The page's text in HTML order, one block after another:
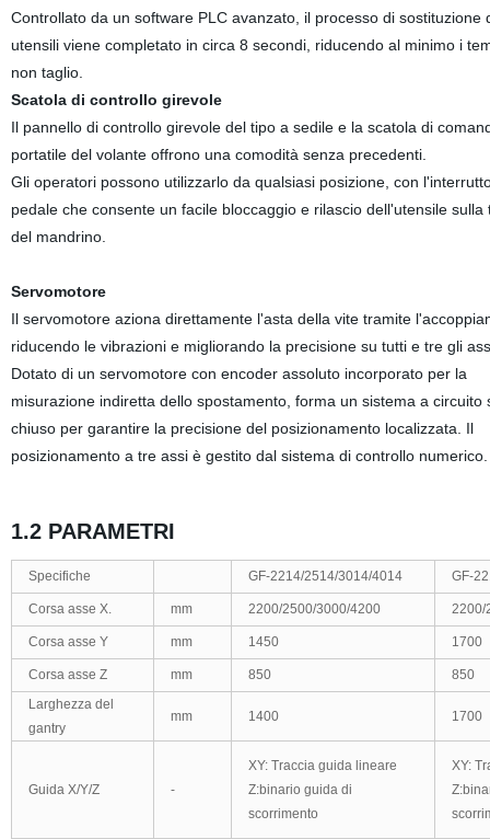
Controllato da un software PLC avanzato, il processo di sostituzione
utensili viene completato in circa 8 secondi, riducendo al minimo i
non taglio.
Scatola di controllo girevole
Il pannello di controllo girevole del tipo a sedile e la scatola di
portatile del volante offrono una comodità senza precedenti.
Gli operatori possono utilizzarlo da qualsiasi posizione, con
pedale che consente un facile bloccaggio e rilascio dell'utensile sulla
del mandrino.
Servomotore
Il servomotore aziona direttamente l'asta della vite tramite
riducendo le vibrazioni e migliorando la precisione su tutti e tre gli
Dotato di un servomotore con encoder assoluto incorporato per la
misurazione indiretta dello spostamento, forma un sistema a circuito
chiuso per garantire la precisione del posizionamento localizzata. Il
posizionamento a tre assi è gestito dal sistema di controllo numerico.
1.2PARAMETRI
Specifiche GF-2214/2514/3014/4014 GF-
Corsa asse X. mm 2200/2500/3000/4200 2200/
Corsa asse Y mm 1450 1700
Corsa asse Z mm 850
850
Larghezza del
gantry
mm 1400 1700
Guida X/Y/Z -
XY: Traccia guida lineare
Z:binario guida di
scorrimento
XY: